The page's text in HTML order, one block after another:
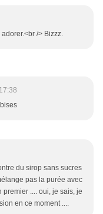
/> Bizzz.
du sirop sans sucres
pas la purée avec
premier .... oui, je sais, je
en ce moment ....